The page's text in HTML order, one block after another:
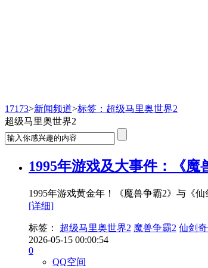
17173>新闻频道>标签：超级马里奥世界2
超级马里奥世界2
1995年游戏及大事件：《魔
1995年游戏黄金年！《魔兽争霸2》与《
[详细]
标签： 超级马里奥世界2 魔兽争霸2 仙剑
2026-05-15 00:00:54
0
QQ空间